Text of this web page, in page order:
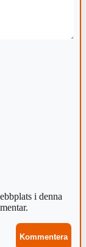
i denna